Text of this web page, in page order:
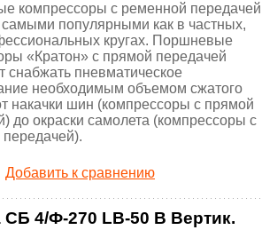
компрессоры с ременной передачей
популярными как в частных,
кругах. Поршневые
«Кратон» с прямой передачей
снабжать пневматическое
необходимым объемом сжатого
накачки шин (компрессоры с прямой
до окраски самолета (компрессоры с
Добавить к сравнению
СБ 4/Ф-270 LB-50 В Вертик.